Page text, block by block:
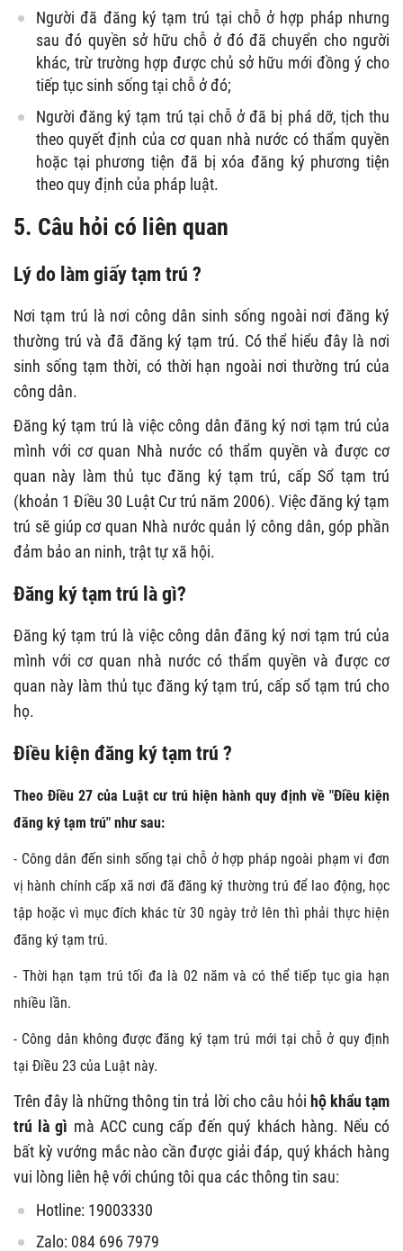
Người đã đăng ký tạm trú tại chỗ ở hợp pháp nhưng
sau đó quyền sở hữu chỗ ở đó đã chuyển cho người
khác, trừ trường hợp được chủ sở hữu mới đồng ý cho
tiếp tục sinh sống tại chỗ ở đó;
Người đăng ký tạm trú tại chỗ ở đã bị phá dỡ, tịch thu
theo quyết định của cơ quan nhà nước có thẩm quyền
hoặc tại phương tiện đã bị xóa đăng ký phương tiện
theo quy định của pháp luật.
5. Câu hỏi có liên quan
Lý do làm giấy tạm trú ?
Nơi tạm trú là nơi công dân sinh sống ngoài nơi đăng ký
thường trú và đã đăng ký tạm trú. Có thể hiểu đây là nơi
sinh sống tạm thời, có thời hạn ngoài nơi thường trú của
công dân.
Đăng ký tạm trú là việc công dân đăng ký nơi tạm trú của
mình với cơ quan Nhà nước có thẩm quyền và được cơ
quan này làm thủ tục đăng ký tạm trú, cấp Sổ tạm trú
(khoản 1 Điều 30 Luật Cư trú năm 2006). Việc đăng ký tạm
trú sẽ giúp cơ quan Nhà nước quản lý công dân, góp phần
đảm bảo an ninh, trật tự xã hội.
Đăng ký tạm trú là gì?
Đăng ký tạm trú là việc công dân đăng ký nơi tạm trú của
mình với cơ quan nhà nước có thẩm quyền và được cơ
quan này làm thủ tục đăng ký tạm trú, cấp sổ tạm trú cho
họ.
Điều kiện đăng ký tạm trú ?
Theo Điều 27 của Luật cư trú hiện hành quy định về "Điều kiện
đăng ký tạm trú" như sau:
- Công dân đến sinh sống tại chỗ ở hợp pháp ngoài phạm vi đơn
vị hành chính cấp xã nơi đã đăng ký thường trú để lao động, học
tập hoặc vì mục đích khác từ 30 ngày trở lên thì phải thực hiện
đăng ký tạm trú.
- Thời hạn tạm trú tối đa là 02 năm và có thể tiếp tục gia hạn
nhiều lần.
- Công dân không được đăng ký tạm trú mới tại chỗ ở quy định
tại Điều 23 của Luật này.
Trên đây là những thông tin trả lời cho câu hỏi hộ khẩu tạm
trú là gì mà ACC cung cấp đến quý khách hàng. Nếu có
bất kỳ vướng mắc nào cần được giải đáp, quý khách hàng
vui lòng liên hệ với chúng tôi qua các thông tin sau:
Hotline: 19003330
Zalo: 084 696 7979